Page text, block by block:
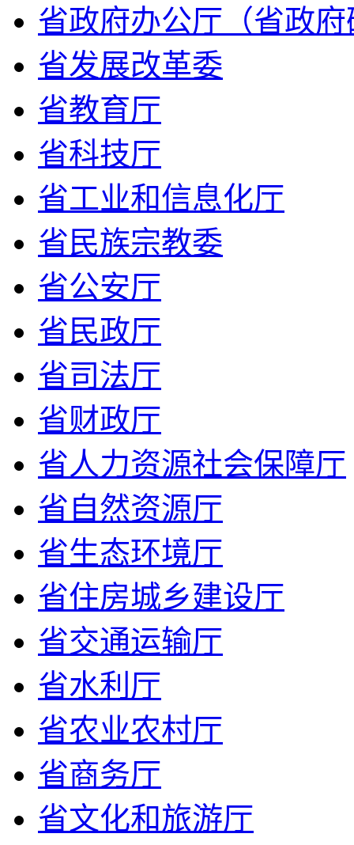
省政府办公厅（省政
省发展改革委
省教育厅
省科技厅
省工业和信息化厅
省民族宗教委
省公安厅
省民政厅
省司法厅
省财政厅
省人力资源社会保障厅
省自然资源厅
省生态环境厅
省住房城乡建设厅
省交通运输厅
省水利厅
省农业农村厅
省商务厅
省文化和旅游厅